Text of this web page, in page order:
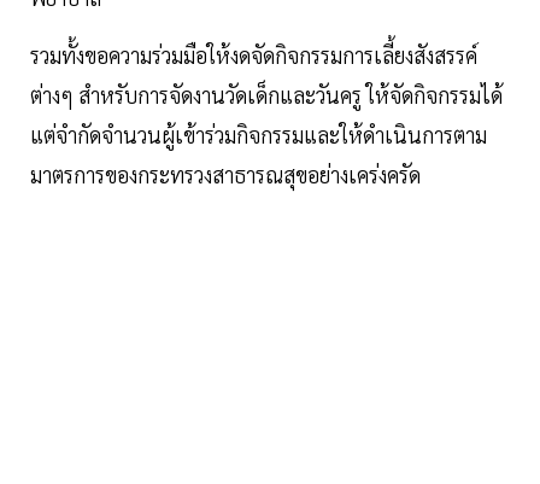
รวมทั้งขอความร่วมมือให้งดจัดกิจกรรมการเลี้ยงสังสรรค์
ต่างๆ สำหรับการจัดงานวัดเด็กและวันครู ให้จัดกิจกรรมได้
แต่จำกัดจำนวนผู้เข้าร่วมกิจกรรมและให้ดำเนินการตาม
มาตรการของกระทรวงสาธารณสุขอย่างเคร่งครัด